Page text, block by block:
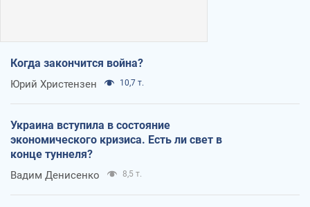
Когда закончится война?
Юрий Христензен 10,7 т.
Украина вступила в состояние
экономического кризиса. Есть ли свет в
конце туннеля?
Вадим Денисенко 8,5 т.